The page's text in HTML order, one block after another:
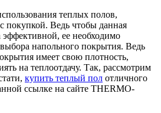
теплых полов,
покупкой. Ведь чтобы данная
ее необходимо
напольного покрытия. Ведь
имеет свою плотность,
на теплоотдачу. Так, рассмотрим
купить теплый пол отличного
ссылке на сайте THERMO-